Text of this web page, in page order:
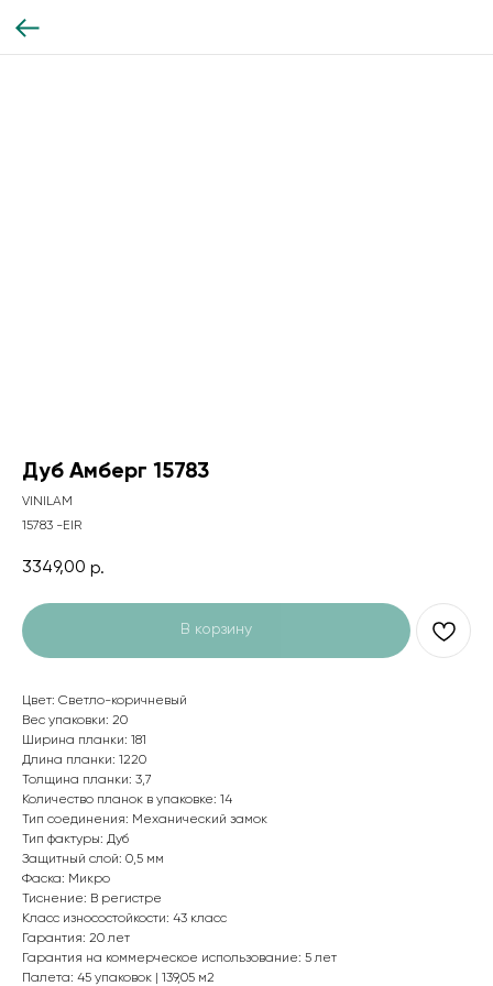
Дуб Амберг 15783
VINILAM
15783 -EIR
3349,00 р.
В корзину
Цвет: Светло-коричневый
Вес упаковки: 20
Ширина планки: 181
Длина планки: 1220
Толщина планки: 3,7
Количество планок в упаковке: 14
Тип соединения: Механический замок
Тип фактуры: Дуб
Защитный слой: 0,5 мм
Фаска: Микро
Тиснение: В регистре
Класс износостойкости: 43 класс
Гарантия: 20 лет
Гарантия на коммерческое использование: 5 лет
Палета: 45 упаковок | 139,05 м2